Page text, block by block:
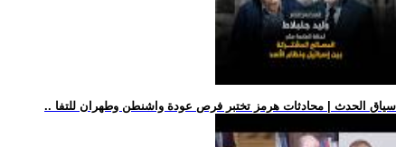
.. سياق الحدث | محادثات هرمز تختبر فرص عودة واشنطن وطهران للتفا